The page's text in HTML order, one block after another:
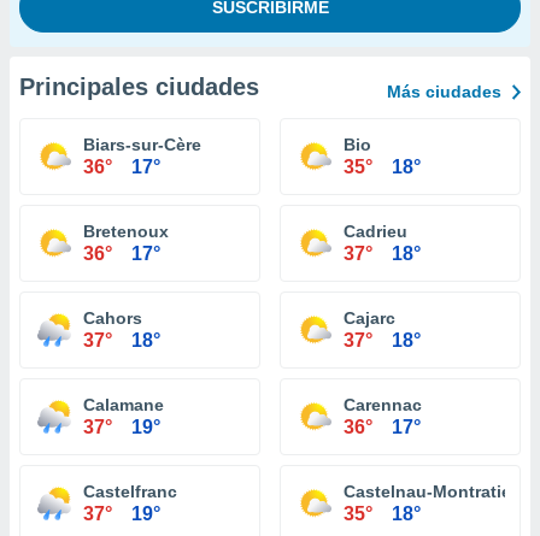
Principales ciudades Más ciudades
Biars-sur-Cère
36° 17°
Bio
35° 18°
Bretenoux
36° 17°
Cadrieu
37° 18°
Cahors
37° 18°
Cajarc
37° 18°
Calamane
37° 19°
Carennac
36° 17°
Castelfranc
37° 19°
Castelnau-Montratier
35° 18°